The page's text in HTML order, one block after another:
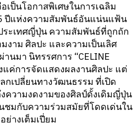
เป็นโอกาสพิเศษในการเฉลิม
ปีแห่งความสัมพันธ์อันแน่นแฟ้น
ระเทศญี่ปุ่น ความสัมพันธ์ที่ถูกถัก
าม ศิลปะ และความเป็นเลิศ
นมา นิทรรศการ “CELINE
แค่การจัดแสดงผลงานศิลปะ แต่
กเปลี่ยนทางวัฒนธรรม ที่เปิด
วามงดงามของศิลป์ดั้งเดิมญี่ปุ่น
มกับความร่วมสมัยที่โดดเด่นใน
ย่างเต็มเปี่ยม